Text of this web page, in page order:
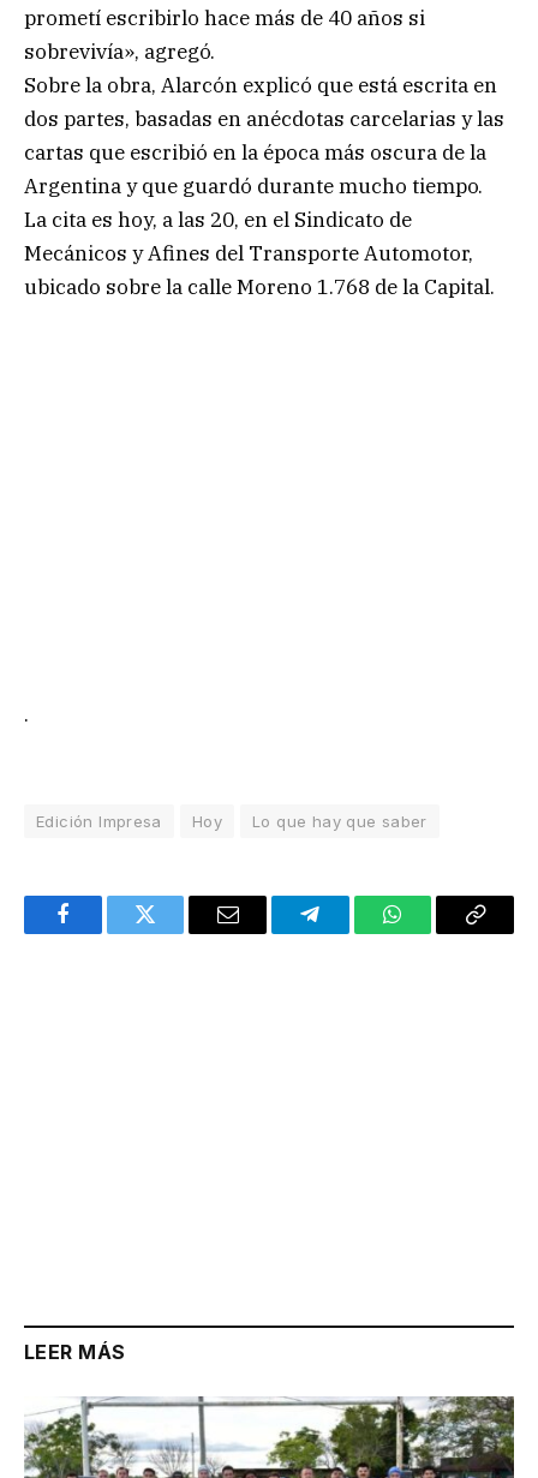
prometí escribirlo hace más de 40 años si
sobrevivía», agregó.
Sobre la obra, Alarcón explicó que está escrita en
dos partes, basadas en anécdotas carcelarias y las
cartas que escribió en la época más oscura de la
Argentina y que guardó durante mucho tiempo.
La cita es hoy, a las 20, en el Sindicato de
Mecánicos y Afines del Transporte Automotor,
ubicado sobre la calle Moreno 1.768 de la Capital.
.
Edición Impresa Hoy Lo que hay que saber
FacebookTwitter Email TelegramWhatsAppCopy
LEER MÁS